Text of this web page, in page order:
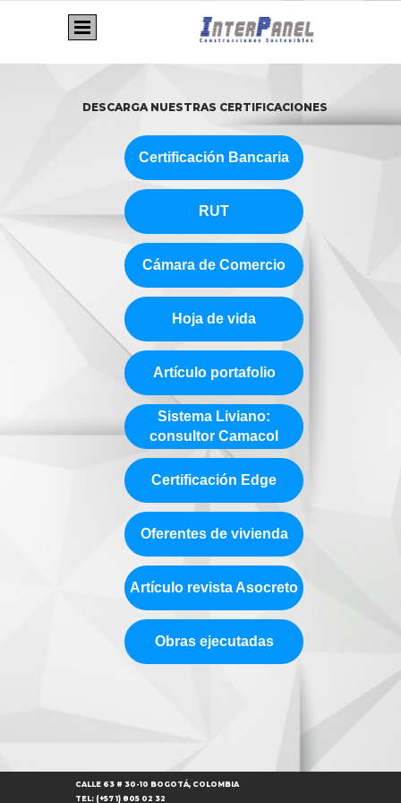
DESCARGA NUESTRAS CERTIFICACIONES
RUT
Cámara de Comercio
Certificación Bancaria
Hoja de vida
Oferentes de vivienda
Sistema Liviano:
consultor Camacol
Artículo portafolio
Artículo revista Asocreto
Certificación Edge
Obras ejecutadas
CALLE 63 # 30-10 BOGOTÁ, COLOMBIA
TEL: (+57 1) 805 02 32